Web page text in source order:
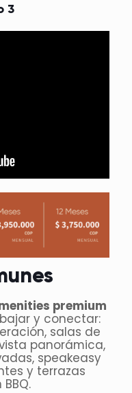
3
premium
y conectar:
salas de
panorámica,
speakeasy
y terrazas